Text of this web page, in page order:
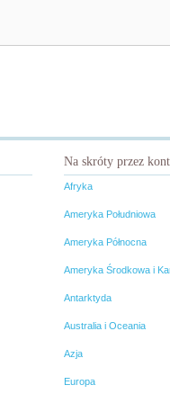
Na skróty przez
Afryka
Ameryka Południowa
Ameryka Północna
Ameryka Środkowa i
Antarktyda
Australia i Oceania
Azja
Europa